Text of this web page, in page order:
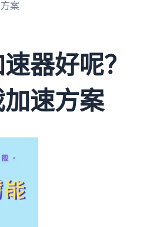
案
器好呢？
速方案